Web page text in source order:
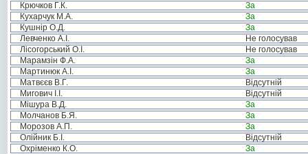
Крючков Г.К.
За
Кухарчук М.А.
За
Кушнір О.Д.
За
Левченко А.І.
Не голосував
Лісогорський О.І.
Не голосував
Марамзін Ф.А.
За
Мартинюк А.І.
За
Матвєєв В.Г.
Відсутній
Мигович І.І.
Відсутній
Мішура В.Д.
За
Молчанов Б.Я.
За
Морозов А.П.
За
Олійник Б.І.
Відсутній
Охріменко К.О.
За